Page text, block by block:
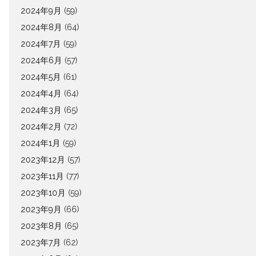
2024年9月 (59)
2024年8月 (64)
2024年7月 (59)
2024年6月 (57)
2024年5月 (61)
2024年4月 (64)
2024年3月 (65)
2024年2月 (72)
2024年1月 (59)
2023年12月 (57)
2023年11月 (77)
2023年10月 (59)
2023年9月 (66)
2023年8月 (65)
2023年7月 (62)